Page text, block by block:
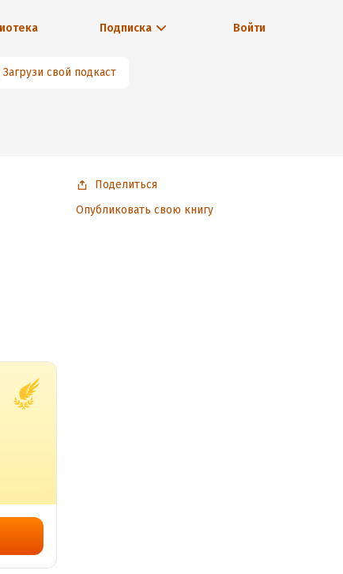
Подписка Войти
Загрузи свой подкаст
Поделиться
Опубликовать свою книгу